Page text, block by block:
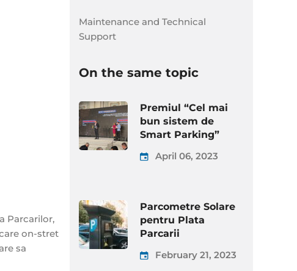
INSTALLATION
Parcarilor,
on-stret
sa
Maintenance and Technical
Support
On the same topic
Premiul “Cel mai
bun sistem de
Smart Parking”
April 06, 2023
Parcometre Solare
pentru Plata
Parcarii
February 21, 2023